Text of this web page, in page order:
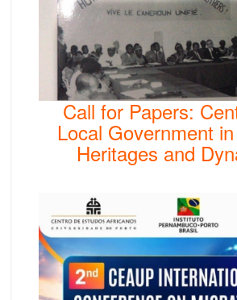
Call for Papers:
Local Government
Heritages and